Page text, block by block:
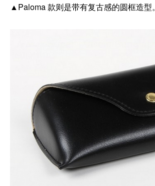
▲Paloma 款则是带有复古感的圆框造型。